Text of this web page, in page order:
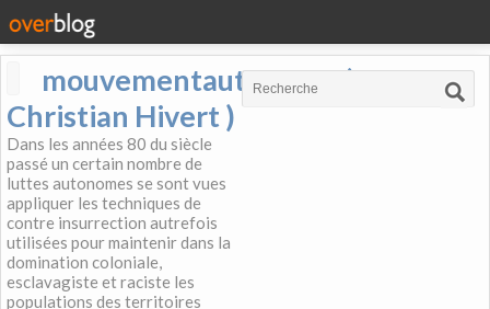
mouvementautonome (
Christian Hivert )
Dans les années 80 du siècle
passé un certain nombre de
luttes autonomes se sont vues
appliquer les techniques de
contre insurrection autrefois
utilisées pour maintenir dans la
domination coloniale,
esclavagiste et raciste les
populations des territoires